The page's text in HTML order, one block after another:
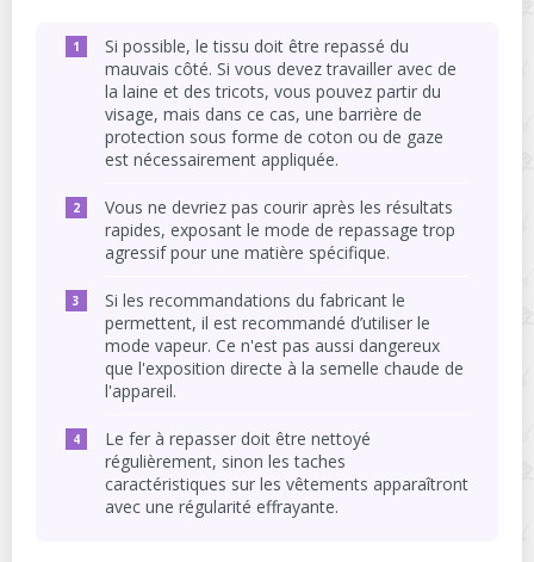
Si possible, le tissu doit être repassé du
mauvais côté. Si vous devez travailler avec de
la laine et des tricots, vous pouvez partir du
visage, mais dans ce cas, une barrière de
protection sous forme de coton ou de gaze
est nécessairement appliquée.
Vous ne devriez pas courir après les résultats
rapides, exposant le mode de repassage trop
agressif pour une matière spécifique.
Si les recommandations du fabricant le
permettent, il est recommandé d’utiliser le
mode vapeur. Ce n'est pas aussi dangereux
que l'exposition directe à la semelle chaude de
l'appareil.
Le fer à repasser doit être nettoyé
régulièrement, sinon les taches
caractéristiques sur les vêtements apparaîtront
avec une régularité effrayante.